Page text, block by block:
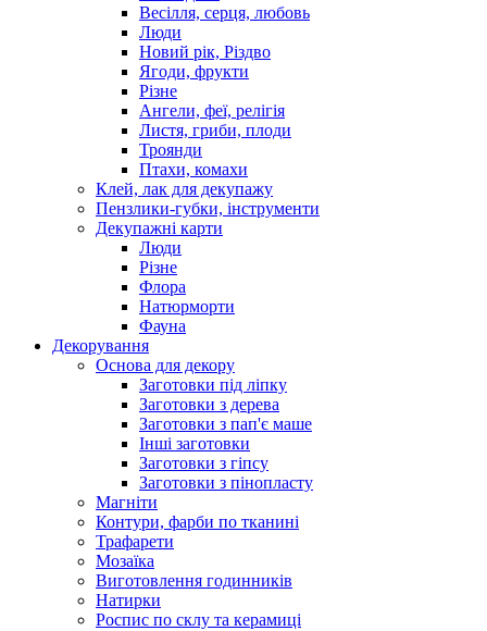
Весілля, серця, любовь
Люди
Новий рік, Різдво
Ягоди, фрукти
Різне
Ангели, феї, релігія
Листя, гриби, плоди
Троянди
Птахи, комахи
Клей, лак для декупажу
Пензлики-губки, інструменти
Декупажні карти
Люди
Різне
Флора
Натюрморти
Фауна
Декорування
Основа для декору
Заготовки під ліпку
Заготовки з дерева
Заготовки з пап'є маше
Інші заготовки
Заготовки з гіпсу
Заготовки з пінопласту
Магніти
Контури, фарби по тканині
Трафарети
Мозаїка
Виготовлення годинників
Натирки
Роспис по склу та керамиці